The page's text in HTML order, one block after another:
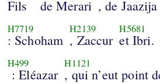
Fils de Merari , de Jaazija
H7719
: Schoham
H2139
, Zaccur
H5681
et Ibri.
H499
: Eléazar
H1121
, qui n’eut point